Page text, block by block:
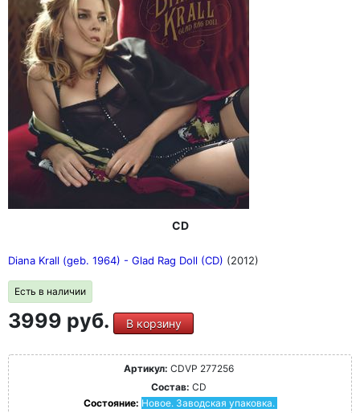
CD
Diana Krall (geb. 1964) - Glad Rag Doll (CD) (2012)
Есть в наличии
3999 руб. В корзину
Артикул: CDVP 277256
Состав: CD
Состояние: Новое. Заводская упаковка.